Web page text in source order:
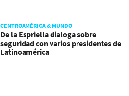
CENTROAMÉRICA & MUNDO
De la Espriella dialoga sobre
seguridad con varios presidentes de
Latinoamérica